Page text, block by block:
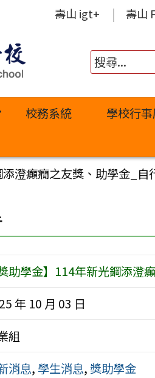
壽山 igt+ 壽山
校務系統 學校行
添澄癲癇之友獎、助學金_
獎助學金】114年新光鋼添
年 10 月 03 日
組
消息, 學生消息, 獎助學金